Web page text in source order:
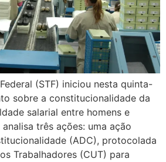
(STF) iniciou nesta quinta-
sobre a constitucionalidade da
salarial entre homens e
três ações: uma ação
(ADC), protocolada
Trabalhadores (CUT) para